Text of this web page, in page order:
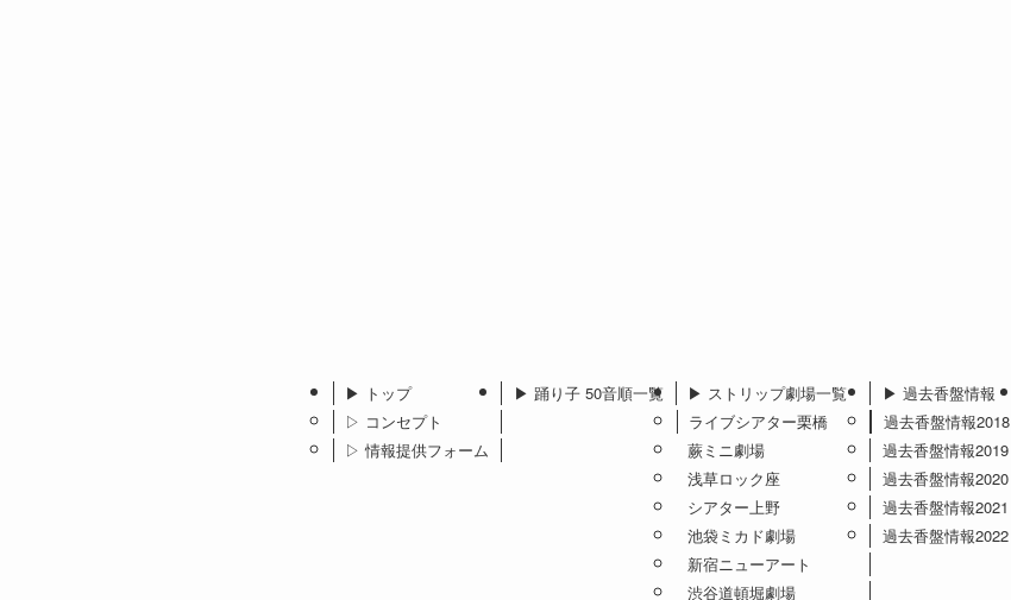
▶︎ トップ
▷ コンセプト
▷ 情報提供フォーム
▶︎ 踊り子 50音順一覧
▶︎ ストリップ劇場一覧
ライブシアター栗橋
蕨ミニ劇場
浅草ロック座
シアター上野
池袋ミカド劇場
新宿ニューアート
渋谷道頓堀劇場
▶︎ 過去香盤情報
過去香盤情報2018
過去香盤情報2019
過去香盤情報2020
過去香盤情報2021
過去香盤情報2022